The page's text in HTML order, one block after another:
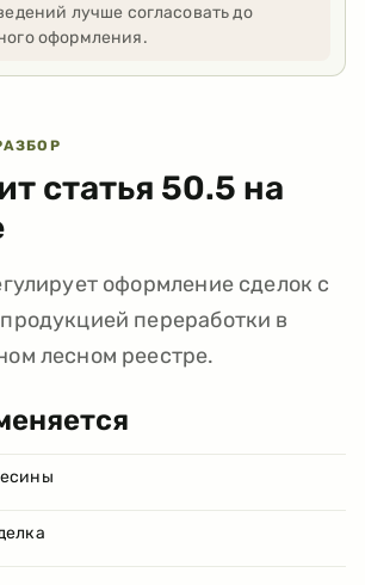
лучше согласовать до
оформления.
статья 50.5 на
оформление сделок с
переработки в
лесном реестре.